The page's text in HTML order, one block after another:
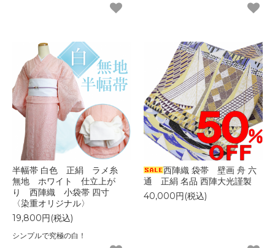
半幅帯 白色 正絹 ラメ糸
無地 ホワイト 仕立上が
り 西陣織 小袋帯 四寸
〈染重オリジナル〉
19,800円(税込)
シンプルで究極の白！
西陣織 袋帯 壁画 舟 六
通 正絹 名品 西陣大光謹製
40,000円(税込)